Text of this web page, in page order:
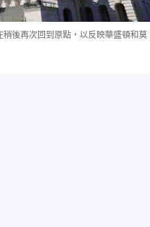
後再次回到原點，以反映華盛頓和莫